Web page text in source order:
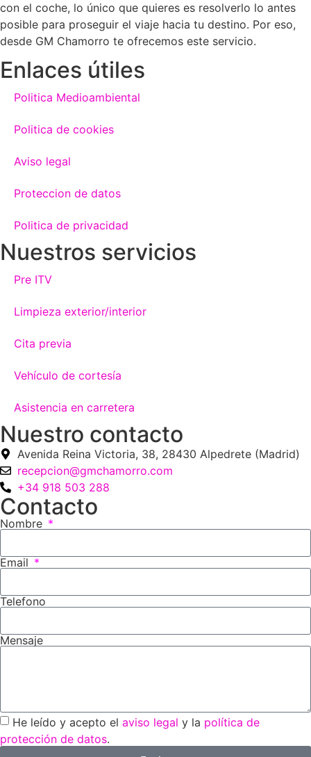
con el coche, lo único que quieres es resolverlo lo antes
posible para proseguir el viaje hacia tu destino. Por eso,
desde GM Chamorro te ofrecemos este servicio.
Enlaces útiles
Politica Medioambiental
Politica de cookies
Aviso legal
Proteccion de datos
Politica de privacidad
Nuestros servicios
Pre ITV
Limpieza exterior/interior
Cita previa
Vehículo de cortesía
Asistencia en carretera
Nuestro contacto
Avenida Reina Victoria, 38, 28430 Alpedrete (Madrid)
recepcion@gmchamorro.com
+34 918 503 288
Contacto
Nombre
Email
Telefono
Mensaje
He leído y acepto el aviso legal y la política de
protección de datos.